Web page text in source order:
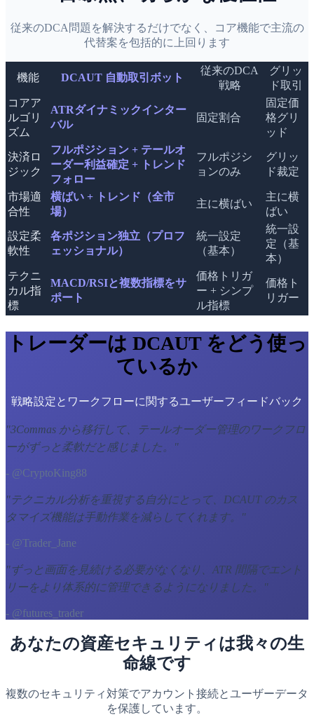
従来のDCA問題を解決するだけでなく、コア機能で主流の
代替案を包括的に上回ります
機能 DCAUT 自動取引ボット
従来のDCA
戦略
グリッ
ド取引
コアア
ルゴリ
ズム
ATRダイナミックインター
バル
固定割合
固定価
格グリ
ッド
決済ロ
ジック
フルポジション + テールオ
ーダー利益確定 + トレンド
フォロー
フルポジシ
ョンのみ
グリッ
ド裁定
市場適
合性
横ばい + トレンド（全市
場）
主に横ばい
主に横
ばい
設定柔
軟性
各ポジション独立（プロフ
ェッショナル）
統一設定
（基本）
統一設
定（基
本）
テクニ
カル指
標
MACD/RSIと複数指標をサ
ポート
価格トリガ
ー + シンプ
ル指標
価格ト
リガー
トレーダーは DCAUT をどう使っ
ているか
戦略設定とワークフローに関するユーザーフィードバック
"3Commas から移行して、テールオーダー管理のワークフロ
ーがずっと柔軟だと感じました。
"
- @CryptoKing88
"テクニカル分析を重視する自分にとって、DCAUT のカス
タマイズ機能は手動作業を減らしてくれます。
"
- @Trader_Jane
"ずっと画面を見続ける必要がなくなり、ATR 間隔でエント
リーをより体系的に管理できるようになりました。
"
- @futures_trader
あなたの資産セキュリティは我々の生
命線です
複数のセキュリティ対策でアカウント接続とユーザーデータ
を保護しています。